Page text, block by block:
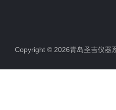
Copyright © 2026青岛圣吉仪